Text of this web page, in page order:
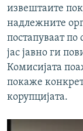
извештаите
надлежните
постапуваат по
јас јавно ги
Комисијата
покаже
корупцијата.